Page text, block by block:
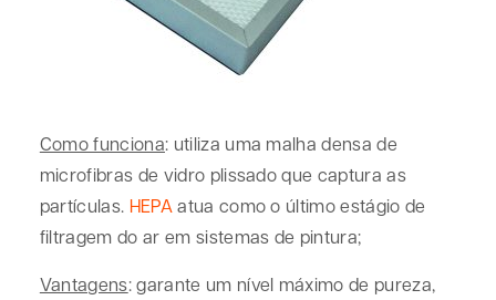
Como funciona: utiliza uma malha densa de
microfibras de vidro plissado que captura as
partículas. HEPAatua como o último estágio de
filtragem do ar em sistemas de pintura;
Vantagens: garante um nível máximo de pureza,